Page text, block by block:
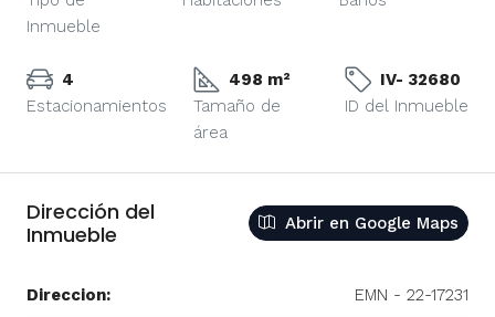
Inmueble
4
Estacionamientos
498 m²
Tamaño de
área
IV- 32680
ID del Inmueble
Dirección del
Inmueble
Abrir en Google Maps
Direccion: EMN - 22-17231